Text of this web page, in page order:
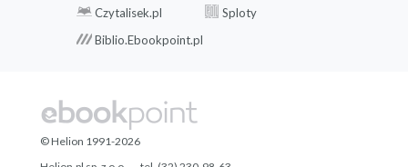
Czytalisek.pl
Sploty
Biblio.Ebookpoint.pl
© Helion 1991-2026